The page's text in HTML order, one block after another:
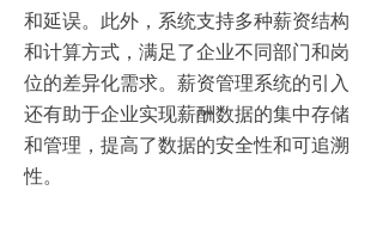
和延误。此外，系统支持多种薪资结构
和计算方式，满足了企业不同部门和岗
位的差异化需求。薪资管理系统的引入
还有助于企业实现薪酬数据的集中存储
和管理，提高了数据的安全性和可追溯
性。